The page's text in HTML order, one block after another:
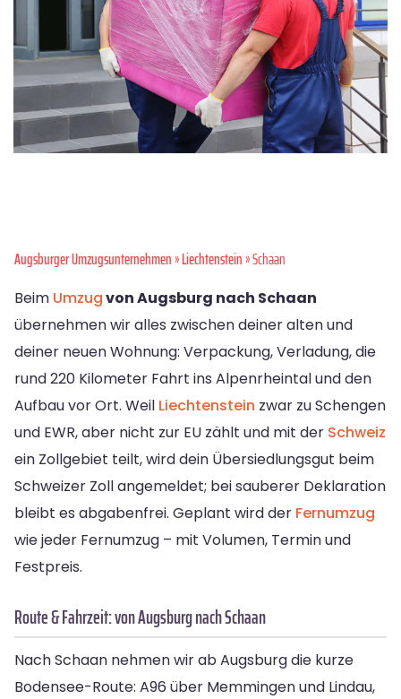
Augsburger Umzugsunternehmen»Liechtenstein» Schaan
Beim Umzugvon Augsburg nach Schaan
übernehmen wir alles zwischen deiner alten und
deiner neuen Wohnung: Verpackung, Verladung, die
rund 220 Kilometer Fahrt ins Alpenrheintal und den
Aufbau vor Ort. Weil Liechtenstein zwar zu Schengen
und EWR, aber nicht zur EU zählt und mit der Schweiz
ein Zollgebiet teilt, wird dein Übersiedlungsgut beim
Schweizer Zoll angemeldet; bei sauberer Deklaration
bleibt es abgabenfrei. Geplant wird der Fernumzug
wie jeder Fernumzug – mit Volumen, Termin und
Festpreis.
Route & Fahrzeit: von Augsburg nach Schaan
Nach Schaan nehmen wir ab Augsburg die kurze
Bodensee-Route: A96 über Memmingen und Lindau,